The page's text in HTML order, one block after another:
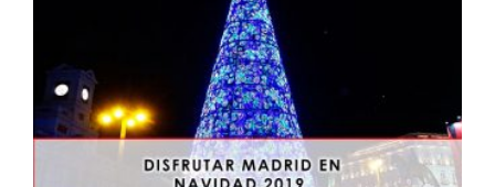
Disfrutar Madrid en Navidad 2019